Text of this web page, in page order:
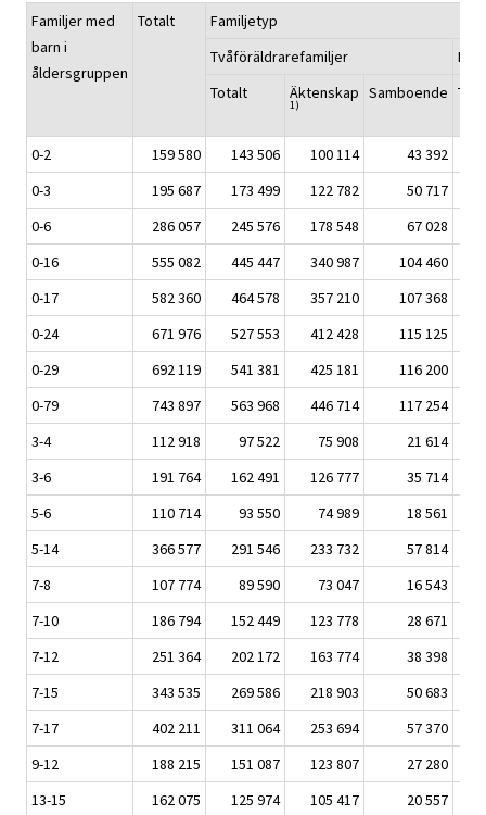
Familjer med
barn i
åldersgruppen
Totalt
Familjetyp
Tvåföräldrarefamiljer
Totalt
Äktenskap
1)
Samboende
0-2 159 580 143 506 100 114 43 392
0-3
195 687 173 499 122 782 50 717
0-6
286 057 245 576 178 548 67 028
0-16
555 082 445 447 340 987 104 460
0-17
582 360 464 578 357 210 107 368
0-24
671 976 527 553 412 428 115 125
0-29
692 119 541 381 425 181 116 200
0-79
743 897 563 968 446 714 117 254
3-4
112 918 97 522 75 908 21 614
3-6
191 764 162 491 126 777 35 714
5-6
110 714 93 550 74 989 18 561
5-14
366 577 291 546 233 732 57 814
7-8
107 774 89 590 73 047 16 543
7-10
186 794 152 449 123 778 28 671
7-12
251 364 202 172 163 774 38 398
7-15
343 535 269 586 218 903 50 683
7-17
402 211 311 064 253 694 57 370
9-12
188 215 151 087 123 807 27 280
13-15
162 075 125 974 105 417 20 557